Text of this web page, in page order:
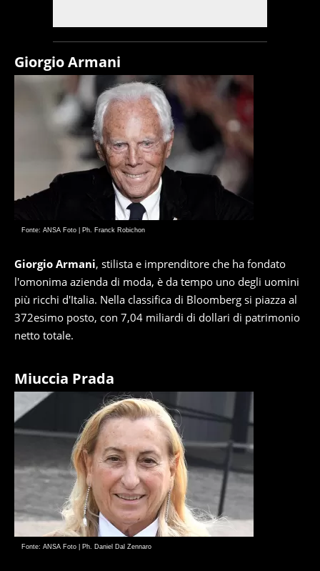
Giorgio Armani
Fonte: ANSA Foto | Ph. Franck Robichon
Giorgio Armani, stilista e imprenditore che ha fondato
l'omonima azienda di moda, è da tempo uno degli uomini
più ricchi d'Italia. Nella classifica di Bloomberg si piazza al
372esimo posto, con 7,04 miliardi di dollari di patrimonio
netto totale.
Miuccia Prada
Fonte: ANSA Foto | Ph. Daniel Dal Zennaro